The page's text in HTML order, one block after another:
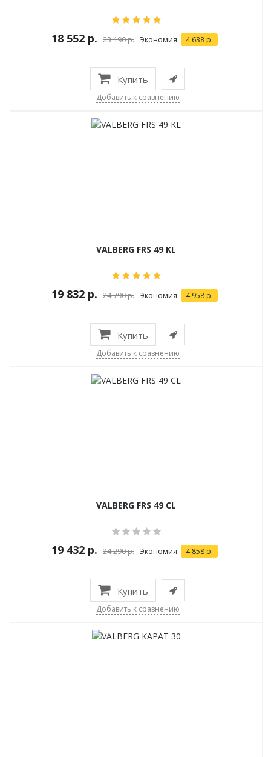
18 552 р. 23 190 р. Экономия 4 638 р.
Купить
Добавить к сравнению
VALBERG FRS 49 KL
19 832 р. 24 790 р. Экономия 4 958 р.
Купить
Добавить к сравнению
VALBERG FRS 49 CL
19 432 р. 24 290 р. Экономия 4 858 р.
Купить
Добавить к сравнению